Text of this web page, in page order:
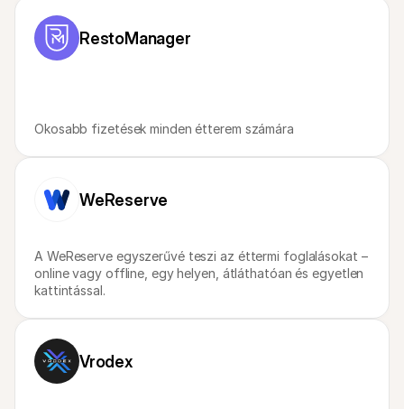
RestoManager
Okosabb fizetések minden étterem számára
WeReserve
A WeReserve egyszerűvé teszi az éttermi foglalásokat –
online vagy offline, egy helyen, átláthatóan és egyetlen
kattintással.
Vrodex
Tudd meg, miért szerepel a Mollie a bankszámlakivonatodon
Mollie ügyfeleknek
Lépj kapcsolatba az ügyfélszolgálatunkkal